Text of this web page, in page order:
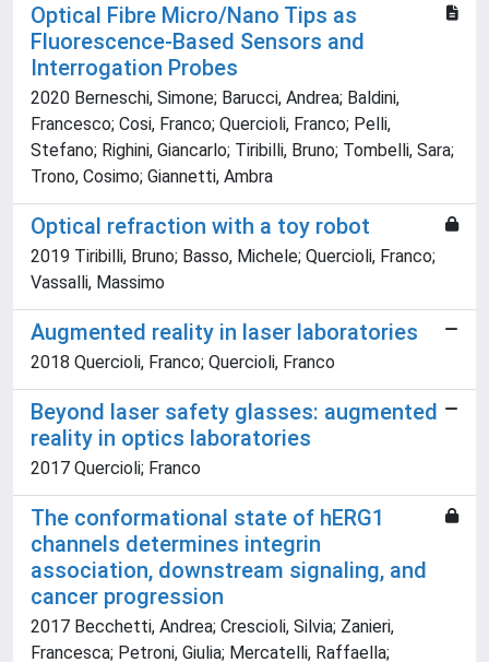
Optical Fibre Micro/Nano Tips as
Fluorescence-Based Sensors and
Interrogation Probes
2020 Berneschi, Simone; Barucci, Andrea; Baldini,
Francesco; Cosi, Franco; Quercioli, Franco; Pelli,
Stefano; Righini, Giancarlo; Tiribilli, Bruno; Tombelli, Sara;
Trono, Cosimo; Giannetti, Ambra
Optical refraction with a toy robot
2019 Tiribilli, Bruno; Basso, Michele; Quercioli, Franco;
Vassalli, Massimo
Augmented reality in laser laboratories
2018 Quercioli, Franco; Quercioli, Franco
Beyond laser safety glasses: augmented
reality in optics laboratories
2017 Quercioli; Franco
The conformational state of hERG1
channels determines integrin
association, downstream signaling, and
cancer progression
2017 Becchetti, Andrea; Crescioli, Silvia; Zanieri,
Francesca; Petroni, Giulia; Mercatelli, Raffaella;